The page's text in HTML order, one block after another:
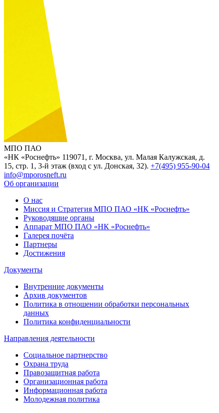
МПО ПАО
«НК «Роснефть» 119071, г. Москва, ул. Малая Калужская, д.
15, стр. 1, 3-й этаж (вход с ул. Донская, 32). +7(495) 955-90-04
info@mporosneft.ru
Об организации
О нас
Миссия и Стратегия МПО ПАО «НК «Роснефть»
Руководящие органы
Аппарат МПО ПАО «НК «Роснефть»
Галерея почёта
Партнеры
Достижения
Документы
Внутренние документы
Архив документов
Политика в отношении обработки персональных
данных
Политика конфиденциальности
Направления деятельности
Социальное партнерство
Охрана труда
Правозащитная работа
Организационная работа
Информационная работа
Молодежная политика